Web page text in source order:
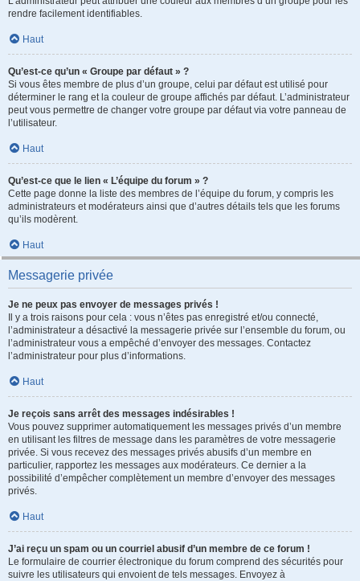
rendre facilement identifiables.
Haut
Qu’est-ce qu’un « Groupe par défaut » ?
Si vous êtes membre de plus d’un groupe, celui par défaut est utilisé pour
déterminer le rang et la couleur de groupe affichés par défaut. L’administrateur
peut vous permettre de changer votre groupe par défaut via votre panneau de
l’utilisateur.
Haut
Qu’est-ce que le lien « L’équipe du forum » ?
Cette page donne la liste des membres de l’équipe du forum, y compris les
administrateurs et modérateurs ainsi que d’autres détails tels que les forums
qu’ils modèrent.
Haut
Messagerie privée
Je ne peux pas envoyer de messages privés !
Il y a trois raisons pour cela : vous n’êtes pas enregistré et/ou connecté,
l’administrateur a désactivé la messagerie privée sur l’ensemble du forum, ou
l’administrateur vous a empêché d’envoyer des messages. Contactez
l’administrateur pour plus d’informations.
Haut
Je reçois sans arrêt des messages indésirables !
Vous pouvez supprimer automatiquement les messages privés d’un membre
en utilisant les filtres de message dans les paramètres de votre messagerie
privée. Si vous recevez des messages privés abusifs d’un membre en
particulier, rapportez les messages aux modérateurs. Ce dernier a la
possibilité d’empêcher complètement un membre d’envoyer des messages
privés.
Haut
J’ai reçu un spam ou un courriel abusif d’un membre de ce forum !
Le formulaire de courrier électronique du forum comprend des sécurités pour
suivre les utilisateurs qui envoient de tels messages. Envoyez à